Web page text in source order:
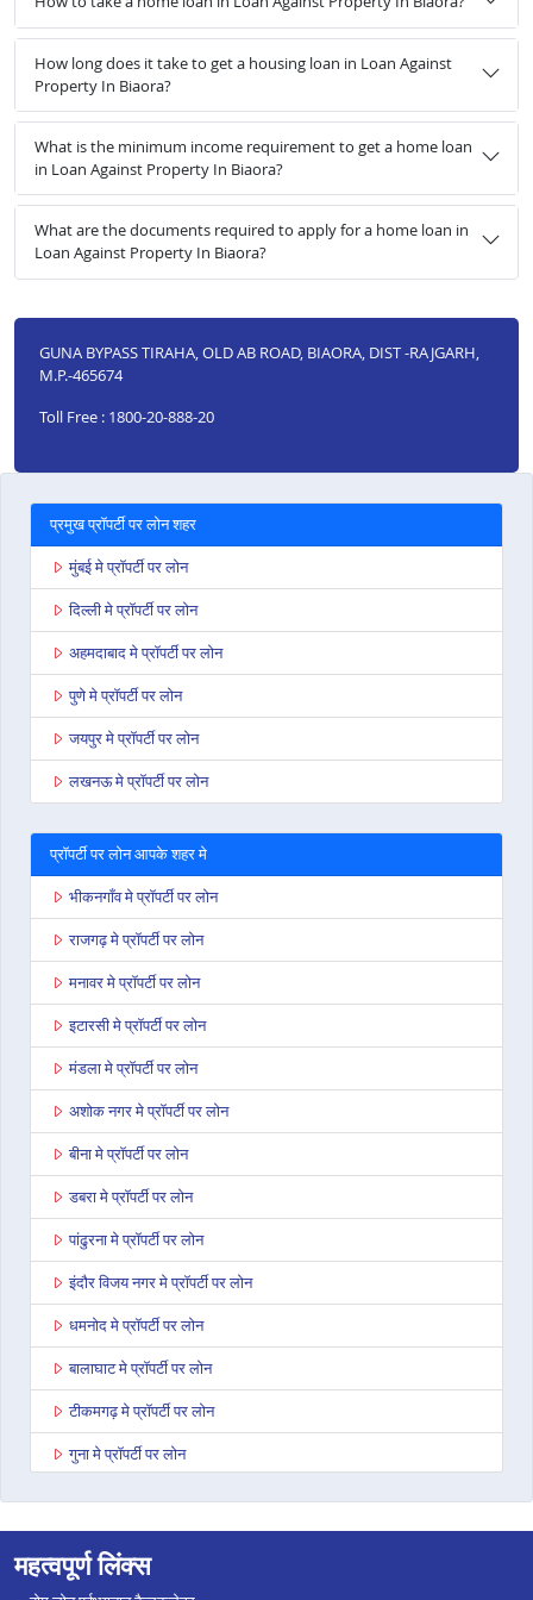
How long does it take to get a housing loan in Loan Against
Property In Biaora?
What is the minimum income requirement to get a home loan
in Loan Against Property In Biaora?
What are the documents required to apply for a home loan in
Loan Against Property In Biaora?
GUNA BYPASS TIRAHA, OLD AB ROAD, BIAORA, DIST -RAJGARH,
M.P.-465674
Toll Free : 1800-20-888-20
प्रमुख प्रॉपर्टी पर लोन शहर
मुंबई मे प्रॉपर्टी पर लोन
दिल्ली मे प्रॉपर्टी पर लोन
अहमदाबाद मे प्रॉपर्टी पर लोन
पुणे मे प्रॉपर्टी पर लोन
जयपुर मे प्रॉपर्टी पर लोन
लखनऊ मे प्रॉपर्टी पर लोन
प्रॉपर्टी पर लोन आपके शहर मे
भीकनगाँव मे प्रॉपर्टी पर लोन
राजगढ़ मे प्रॉपर्टी पर लोन
मनावर मे प्रॉपर्टी पर लोन
इटारसी मे प्रॉपर्टी पर लोन
मंडला मे प्रॉपर्टी पर लोन
अशोक नगर मे प्रॉपर्टी पर लोन
बीना मे प्रॉपर्टी पर लोन
डबरा मे प्रॉपर्टी पर लोन
पांढुरना मे प्रॉपर्टी पर लोन
इंदौर विजय नगर मे प्रॉपर्टी पर लोन
धमनोद मे प्रॉपर्टी पर लोन
बालाघाट मे प्रॉपर्टी पर लोन
टीकमगढ़ मे प्रॉपर्टी पर लोन
गुना मे प्रॉपर्टी पर लोन
सिंगरौली मे प्रॉपर्टी पर लोन
महत्वपूर्ण लिंक्स